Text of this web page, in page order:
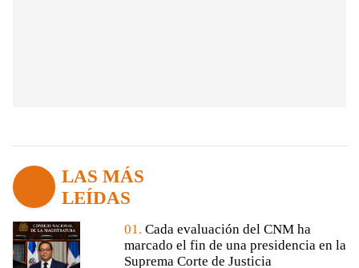
LAS MÁS
LEÍDAS
01. Cada evaluación del CNM ha
marcado el fin de una presidencia en la
Suprema Corte de Justicia